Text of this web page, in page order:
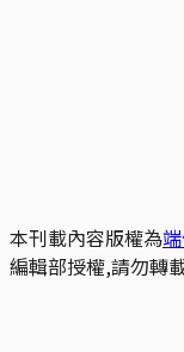
本刊載內容版權為
編輯部授權,請勿轉